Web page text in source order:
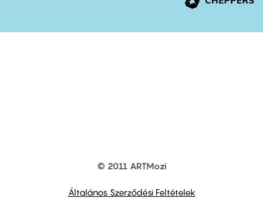
© 2011 ARTMozi
Általános Szerződési Feltételek